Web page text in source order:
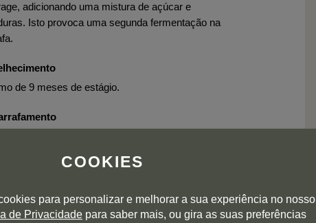
adicionando uma mistura de açúcar e
Isto provoca uma segunda fermentação na
de 9 meses de estágio.
COOKIES
para personalizar e melhorar a sua experiência no nosso
de Privacidade para saber mais, ou gira as suas preferências